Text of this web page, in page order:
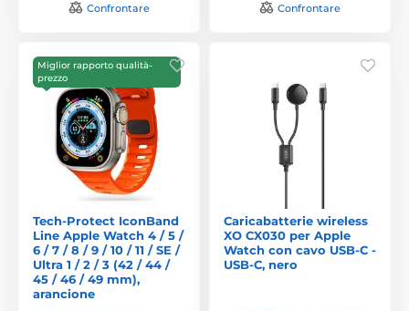
Confrontare Confrontare
Miglior rapporto qualità-
prezzo
Tech-Protect IconBand
Line Apple Watch 4 / 5 /
6 / 7 / 8 / 9 / 10 / 11 / SE /
Ultra 1 / 2 / 3 (42 / 44 /
45 / 46 / 49 mm),
arancione
Caricabatterie wireless
XO CX030 per Apple
Watch con cavo USB-C -
USB-C, nero